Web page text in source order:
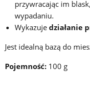
przywracając im
wypadaniu.
Wykazuje działanie
Jest idealną bazą do
Pojemność: 100 g